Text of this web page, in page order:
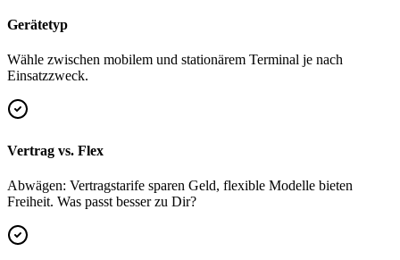
Gerätetyp
Wähle zwischen mobilem und stationärem Terminal je nach
Einsatzzweck.
Vertrag vs. Flex
Abwägen: Vertragstarife sparen Geld, flexible Modelle bieten
Freiheit. Was passt besser zu Dir?